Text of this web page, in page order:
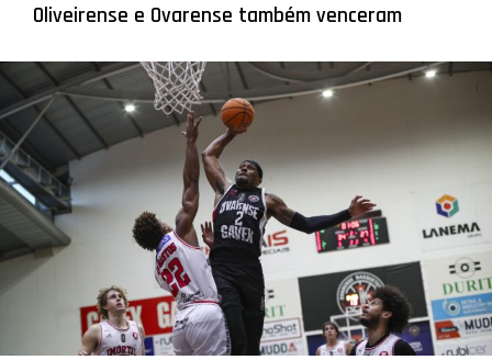
Oliveirense e Ovarense também venceram